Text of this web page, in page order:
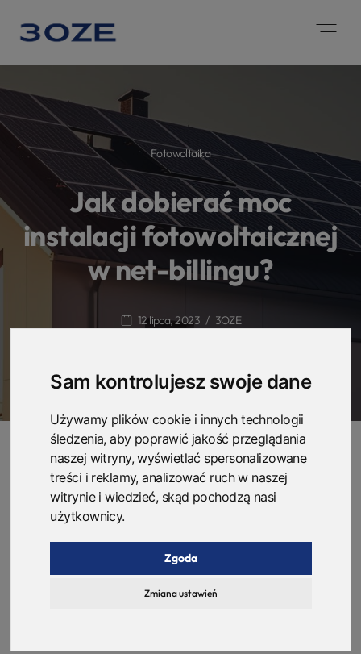
Sam kontrolujesz swoje dane
Używamy plików cookie i innych technologii
śledzenia, aby poprawić jakość przeglądania
naszej witryny, wyświetlać spersonalizowane
treści i reklamy, analizować ruch w naszej
witrynie i wiedzieć, skąd pochodzą nasi
użytkownicy.
Zgoda
Zmiana ustawień
Open
Fotowoltaika
Jak dobierać moc
instalacji fotowoltaicznej
w net-billingu?
12 lipca, 2023 3OZE
Zmiany wprowadzone w sektorze fotowoltaiki mogą
wydawać się zawiłe, jednak precyzyjny dobór mocy
net-billingu jest kluczowy. Odpowiednie dostosowanie
mocy Twojej instalacji fotowoltaicznej jest
fundamentem dla maksymalizacji jej wydajności oraz